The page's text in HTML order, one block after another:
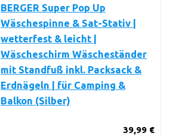
BERGER Super Pop Up
Wäschespinne & Sat-Stativ |
wetterfest & leicht |
Wäscheschirm Wäscheständer
mit Standfuß inkl. Packsack &
Erdnägeln | für Camping &
Balkon (Silber)
39,99 €